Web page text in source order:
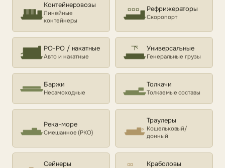
Контейнеровозы
Линейные
контейнеры
Рефрижераторы
Скоропорт
РО-РО / накатные
Авто и накатные
Универсальные
Генеральные грузы
Баржи
Несамоходные
Толкачи
Толкаемые составы
Река-море
Смешанное (РКО)
Траулеры
Кошельковый/
донный
Сейнеры Краболовы